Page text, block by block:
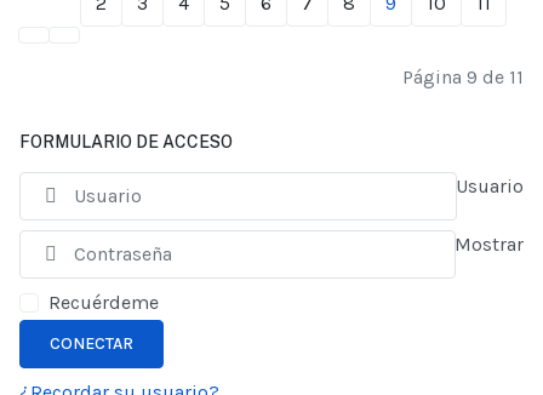
Página 9 de 11
FORMULARIO DE ACCESO
Usuario
Mostrar
Recuérdeme
CONECTAR